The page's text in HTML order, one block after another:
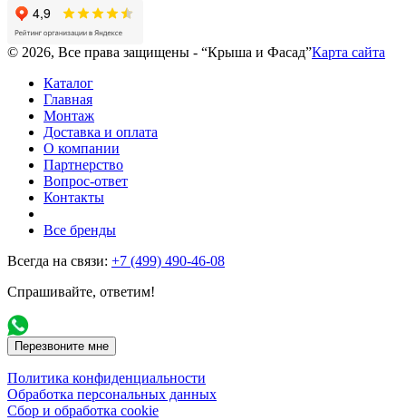
© 2026, Все права защищены - “Крыша и Фасад”Карта сайта
Каталог
Главная
Монтаж
Доставка и оплата
О компании
Партнерство
Вопрос-ответ
Контакты
Все бренды
Всегда на связи: +7 (499) 490-46-08
Спрашивайте, ответим!
Перезвоните мне
Политика конфиденциальности
Обработка персональных данных
Сбор и обработка cookie